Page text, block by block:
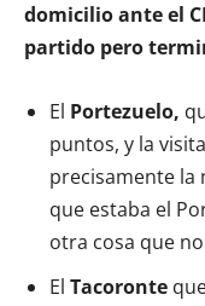
domicilio ante el
partido pero
El Portezuelo,
puntos, y la
precisamente la
que estaba el
otra cosa que
El Tacoronte